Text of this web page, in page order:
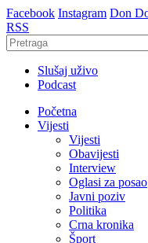
Facebook Instagram Don
RSS
Slušaj uživo
Podcast
Početna
Vijesti
Vijesti
Obavijesti
Interview
Oglasi za posao
Javni poziv
Politika
Crna kronika
Šport